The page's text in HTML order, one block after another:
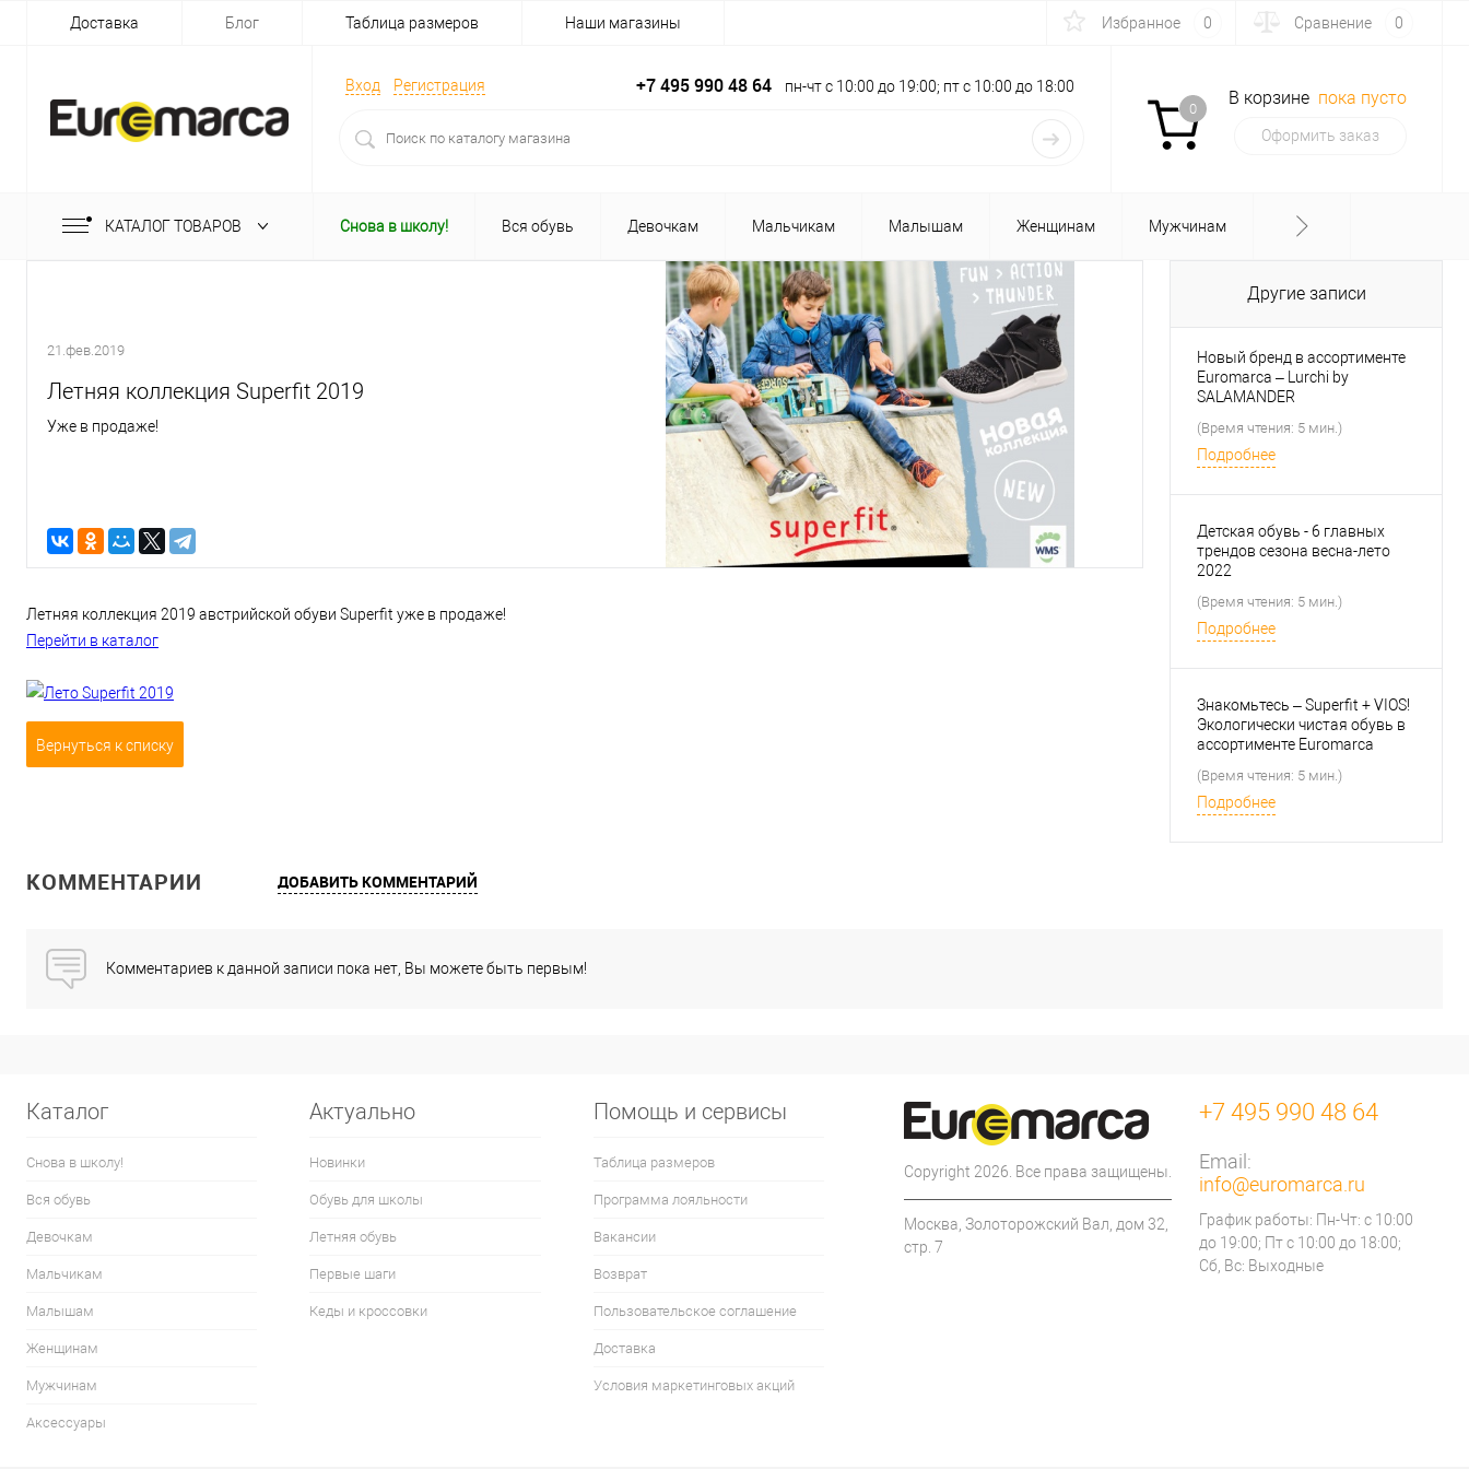
Доставка Блог Таблица размеров Наши магазины Избранное 0 Сравнение 0
Вход Регистрация +7 495 990 48 64 пн-чт с 10:00 до 19:00; пт с 10:00 до 18:00
0
В корзине пока пусто
Оформить заказ
КАТАЛОГ ТОВАРОВ Снова в школу! Вся обувь Девочкам Мальчикам Малышам Женщинам Мужчинам
21.фев.2019
Летняя коллекция Superfit 2019
Уже в продаже!
Летняя коллекция 2019 австрийской обуви Superfit уже в продаже!
Перейти в каталог
Вернуться к списку
Другие записи
Новый бренд в ассортименте
Euromarca – Lurchi by
SALAMANDER
(Время чтения: 5 мин.)
Подробнее
Детская обувь - 6 главных
трендов сезона весна-лето
2022
(Время чтения: 5 мин.)
Подробнее
Знакомьтесь – Superfit + VIOS!
Экологически чистая обувь в
ассортименте Euromarca
(Время чтения: 5 мин.)
Подробнее
КОММЕНТАРИИ ДОБАВИТЬ КОММЕНТАРИЙ
Комментариев к данной записи пока нет, Вы можете быть первым!
Каталог
Снова в школу!
Вся обувь
Девочкам
Мальчикам
Малышам
Женщинам
Мужчинам
Аксессуары
Актуально
Новинки
Обувь для школы
Летняя обувь
Первые шаги
Кеды и кроссовки
Помощь и сервисы
Таблица размеров
Программа лояльности
Вакансии
Возврат
Пользовательское соглашение
Доставка
Условия маркетинговых акций
Copyright 2026. Все права защищены.
Москва, Золоторожский Вал, дом 32,
стр. 7
+7 495 990 48 64
Email:
info@euromarca.ru
График работы: Пн-Чт: с 10:00
до 19:00; Пт с 10:00 до 18:00;
Сб, Вс: Выходные